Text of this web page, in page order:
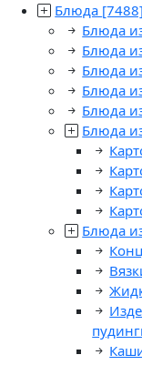
Блюда [7488]
Блюда
Блюда
Блюда
Блюда
Блюда
Блюда
Блюда